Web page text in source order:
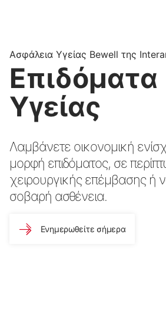
Ασφάλεια Υγείας Bewell της
Επιδόματα
Υγείας
Λαμβάνετε οικονομική
μορφή επιδόματος, σε
χειρουργικής επέμβασης ή
σοβαρή ασθένεια.
Ενημερωθείτε σήμερα